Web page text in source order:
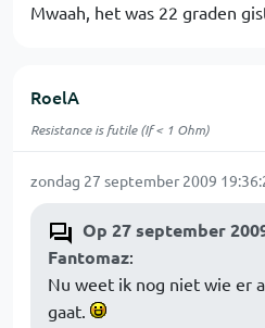
Mwaah, het was 22 graden
RoelA
Resistance is futile (If < 1 Ohm)
zondag 27 september 2009
Op 27 september
Fantomaz:
Nu weet ik nog niet wie er
gaat.